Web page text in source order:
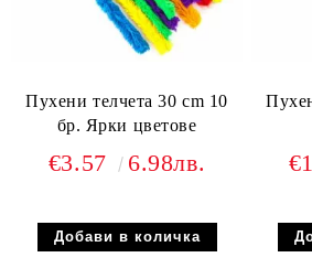
Пухени телчета 30 cm 10
бр. Ярки цветове
€3.57 6.98лв.